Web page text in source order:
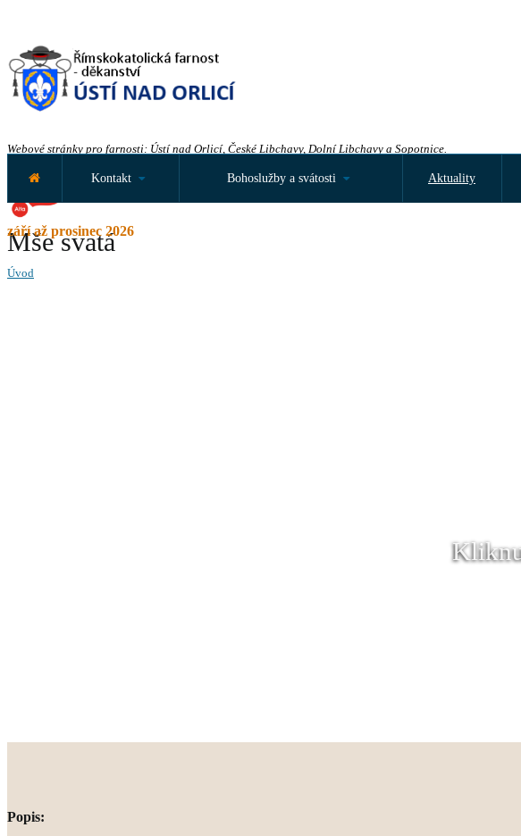
Webové stránky pro farnosti: Ústí nad Orlicí, České Libchavy, Dolní Libchavy a Sopotnice.
září až prosinec 2026
Kontakt Bohoslužby a svátosti Aktuality
Mše svatá
Úvod
Popis: